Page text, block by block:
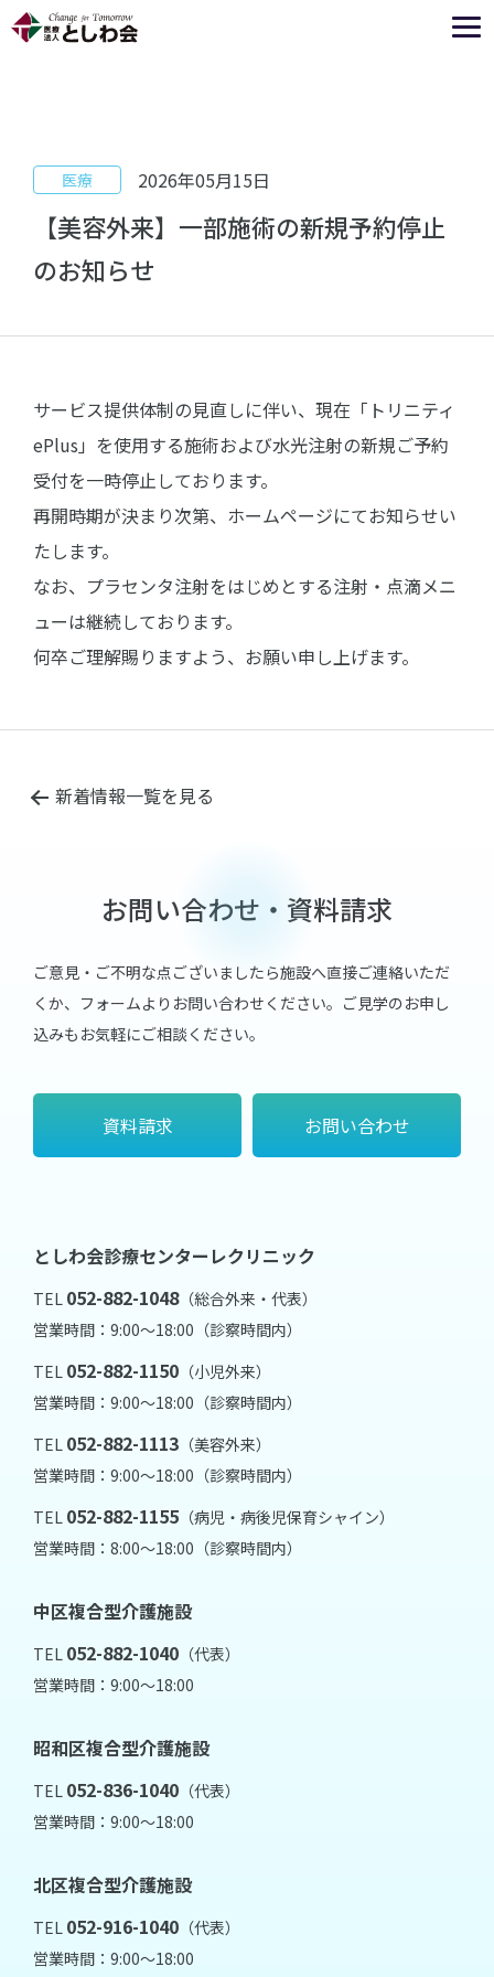
医療 2026年05月15日
【美容外来】一部施術の新規予約停止
のお知らせ
サービス提供体制の見直しに伴い、現在「トリニティ
ePlus」を使用する施術および水光注射の新規ご予約
受付を一時停止しております。
再開時期が決まり次第、ホームページにてお知らせい
たします。
なお、プラセンタ注射をはじめとする注射・点滴メニ
ューは継続しております。
何卒ご理解賜りますよう、お願い申し上げます。
新着情報一覧を見る
お問い合わせ・資料請求
ご意見・ご不明な点ございましたら施設へ直接ご連絡いただ
くか、フォームよりお問い合わせください。 ご見学のお申し
込みもお気軽にご相談ください。
資料請求 お問い合わせ
としわ会診療センターレクリニック
TEL 052-882-1048（総合外来・代表）
営業時間：9:00～18:00（診察時間内）
TEL 052-882-1150 （小児外来）
営業時間：9:00～18:00（診察時間内）
TEL 052-882-1113 （美容外来）
営業時間：9:00～18:00（診察時間内）
TEL 052-882-1155 （病児・病後児保育シャイン）
営業時間：8:00～18:00（診察時間内）
中区複合型介護施設
TEL 052-882-1040 （代表）
営業時間：9:00～18:00
昭和区複合型介護施設
TEL 052-836-1040 （代表）
営業時間：9:00～18:00
北区複合型介護施設
TEL 052-916-1040 （代表）
営業時間：9:00～18:00